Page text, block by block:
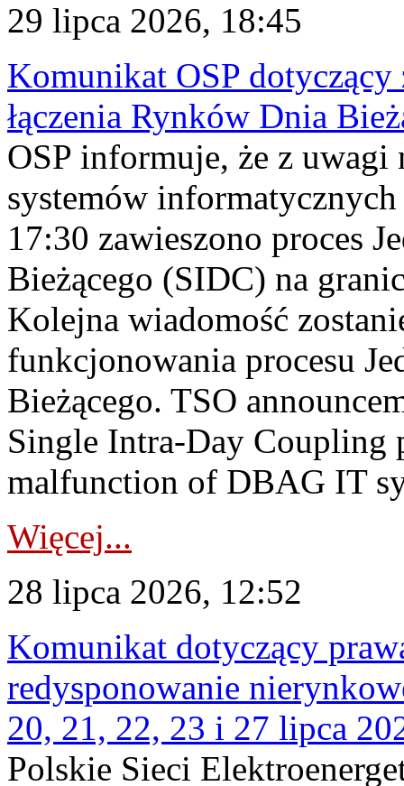
29 lipca 2026, 18:45
Komunikat OSP dotyczący
łączenia Rynków Dnia
OSP informuje, że z uwagi
systemów
17:30 zawieszono proces
Bieżącego (SIDC) na
Kolejna wiadomość
funkcjonowania procesu
Bieżącego. TSO
Single Intra-Day Coupling
malfunction of DBAG IT
Więcej...
28 lipca 2026, 12:52
Komunikat dotyczący
redysponowanie
20, 21, 22, 23 i 27 lipca
Polskie Sieci